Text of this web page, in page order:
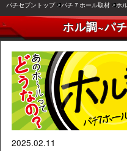
パチセブントップ パチ７ホール取材 ホ
ホル調~パ
2025.02.11